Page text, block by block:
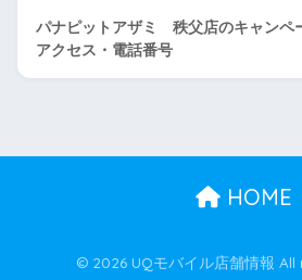
パナピットアザミ 秩父店のキャンペ
アクセス・電話番号
HOME
© 2026 UQモバイル店舗情報 All